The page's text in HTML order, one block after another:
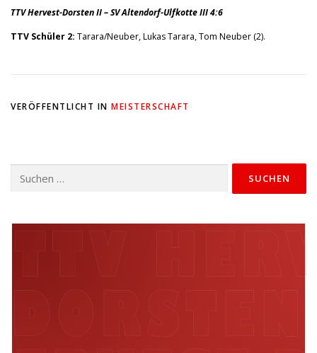
TTV Hervest-Dorsten II – SV Altendorf-Ulfkotte III 4:6
TTV Schüler 2: Tarara/Neuber, Lukas Tarara, Tom Neuber (2).
VERÖFFENTLICHT IN MEISTERSCHAFT
nach: